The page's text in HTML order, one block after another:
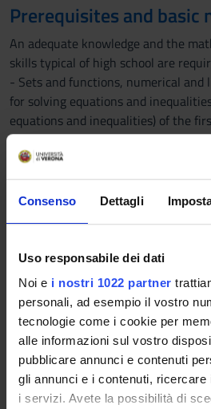
Consenso Dettagli
Uso responsabile dei dati
Noi e i nostri 1022 partner
personali, ad esempio il vostro
tecnologie come i cookie per
alle informazioni sul vostro
pubblicare annunci e contenuti
gli annunci e i contenuti, ricercare
i servizi. Avete la possibilità di
Prerequisites and basic
An adequate knowledge and the
skills typical of high school are
- Sets and functions, numerical and
for solving equations and
equations and inequalities) of the
- Geometric properties of the main
their elementary properties.
- Representation in the Cartesian
elements.
- Powers, roots, absolute value.
- Exponential and logarithm and
- Trigonometric functions and their
- Solving simple equations and
these functions.
- Representation of data, relations
formulas, tables, bar charts and
- Logical deductions of moderate